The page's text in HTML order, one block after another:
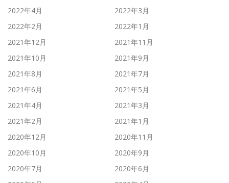
2022年4月
2022年3月
2022年2月
2022年1月
2021年12月
2021年11月
2021年10月
2021年9月
2021年8月
2021年7月
2021年6月
2021年5月
2021年4月
2021年3月
2021年2月
2021年1月
2020年12月
2020年11月
2020年10月
2020年9月
2020年7月
2020年6月